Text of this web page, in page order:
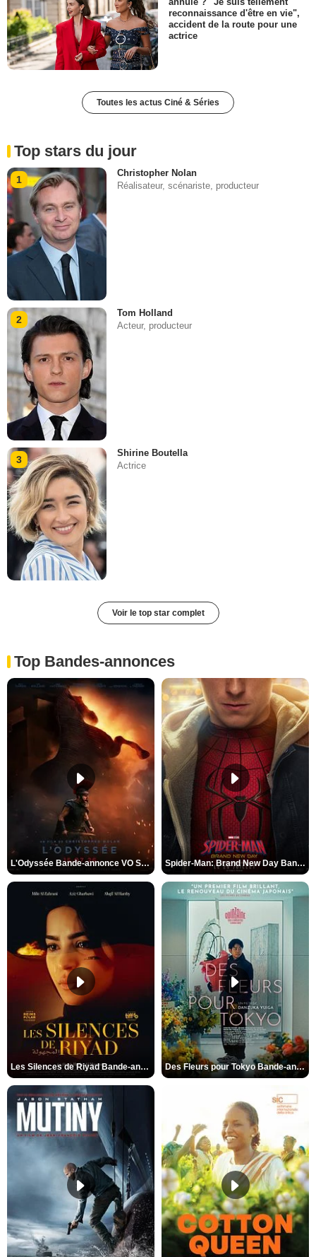
reconnaissance d'être en vie",
accident de la route pour une
actrice
Toutes les actus Ciné & Séries
Top stars du jour
1
Christopher Nolan
Réalisateur, scénariste, producteur
2
Tom Holland
Acteur, producteur
3
Shirine Boutella
Actrice
Voir le top star complet
Top Bandes-annonces
L'Odyssée Bande-annonce VO STFR Spider-Man: Brand New Day Bande-annonce VO STFR
Les Silences de Riyad Bande-annonce VO STFR Des Fleurs pour Tokyo Bande-annonce VO STFR